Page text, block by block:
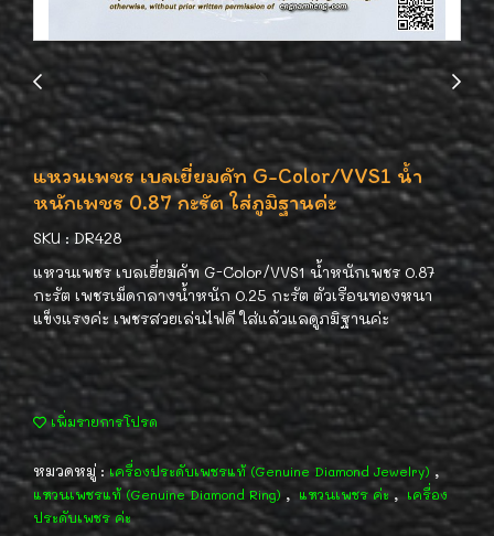
แหวนเพชร เบลเยี่ยมคัท G-Color/VVS1 น้ำ
หนักเพชร 0.87 กะรัต ใส่ภูมิฐานค่ะ
SKU : DR428
แหวนเพชร เบลเยี่ยมคัท G-Color/VVS1 น้ำหนักเพชร 0.87
กะรัต เพชรเม็ดกลางน้ำหนัก 0.25 กะรัต ตัวเรือนทองหนา
แข็งแรงค่ะ เพชรสวยเล่นไฟดี ใส่แล้วแลดูภมิฐานค่ะ
เพิ่มรายการโปรด
หมวดหมู่ :เครื่องประดับเพชรแท้ (Genuine Diamond Jewelry) ,
แหวนเพชรแท้ (Genuine Diamond Ring) , แหวนเพชร ค่ะ , เครื่อง
ประดับเพชร ค่ะ